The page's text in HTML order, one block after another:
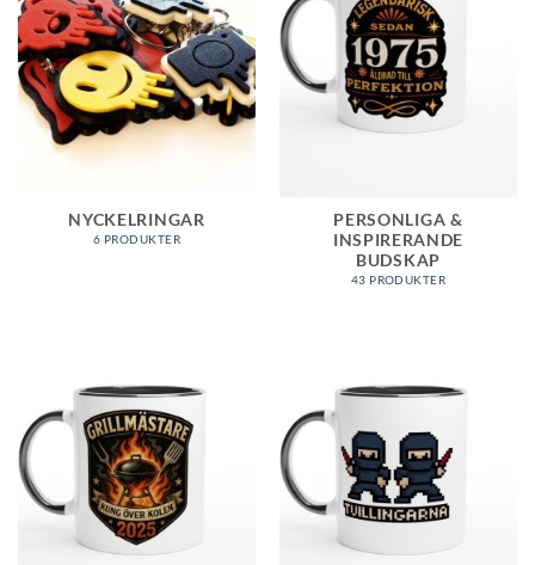
NYCKELRINGAR
6 PRODUKTER
PERSONLIGA &
INSPIRERANDE
BUDSKAP
43 PRODUKTER